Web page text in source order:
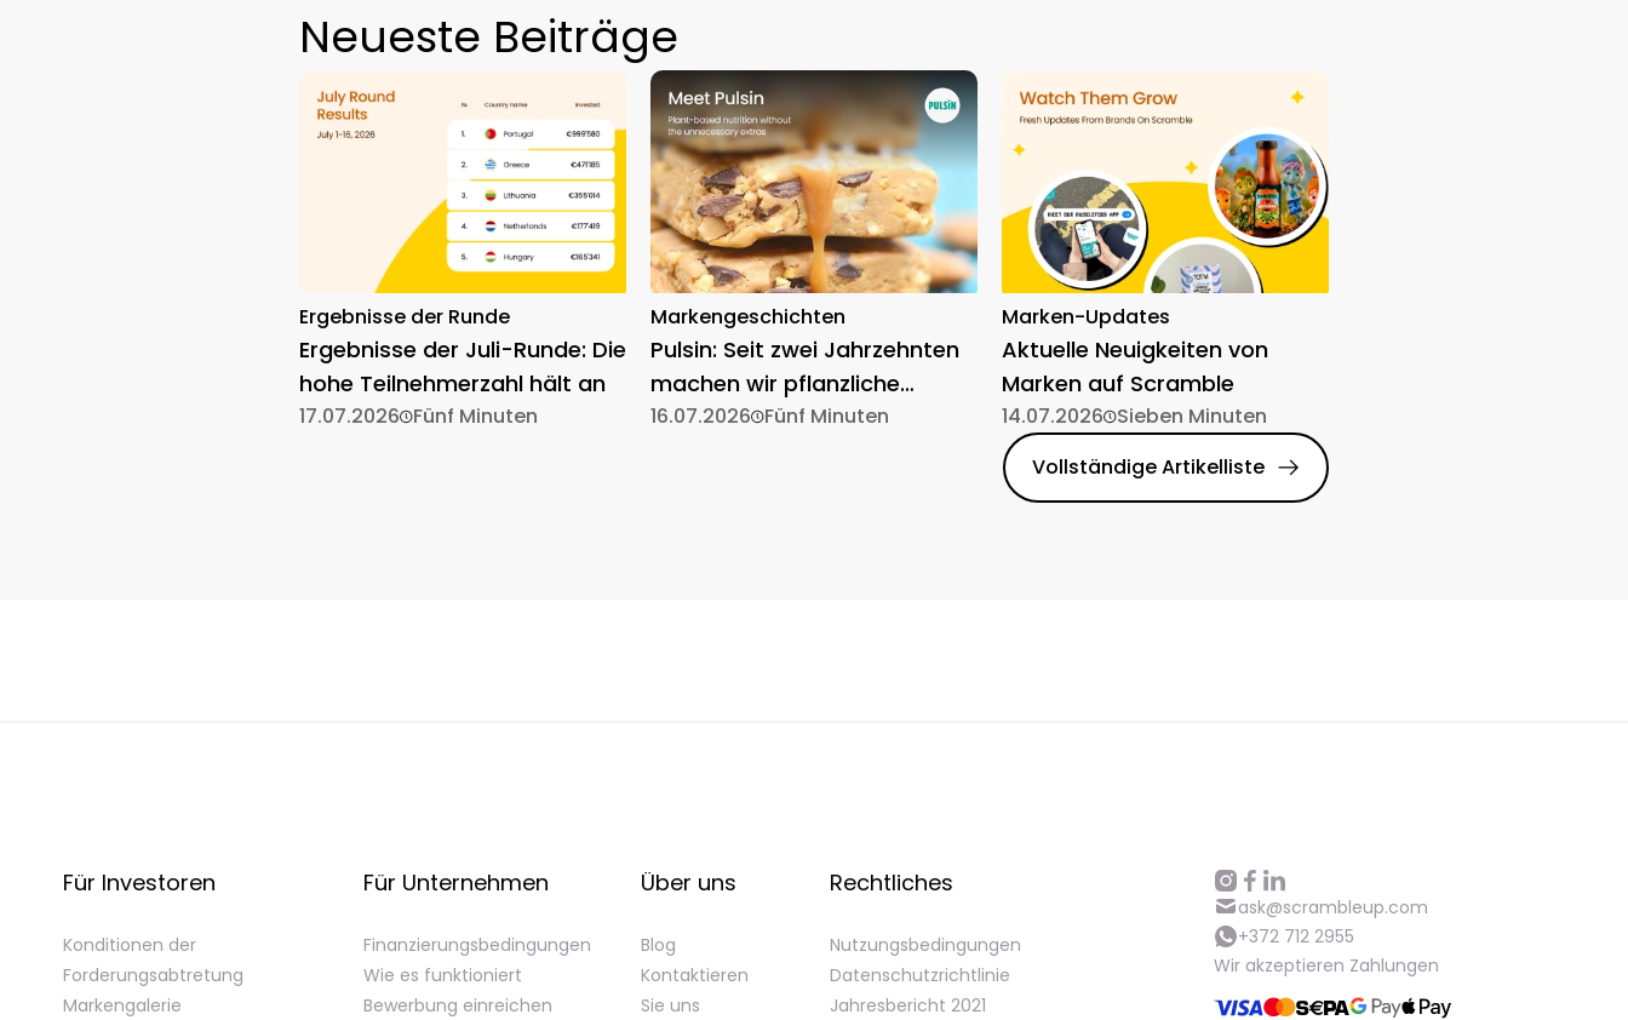
Neueste Beiträge
Ergebnisse der Runde
Ergebnisse der Juli-Runde: Die
hohe Teilnehmerzahl hält an
17.07.2026 Fünf Minuten
Markengeschichten
Pulsin: Seit zwei Jahrzehnten
machen wir pflanzliche
Ernährung einfach
16.07.2026 Fünf Minuten
Marken-Updates
Aktuelle Neuigkeiten von
Marken auf Scramble
14.07.2026 Sieben Minuten
Vollständige Artikelliste
Für Investoren
Konditionen der
Forderungsabtretung
Markengalerie
Für Unternehmen
Finanzierungsbedingungen
Wie es funktioniert
Bewerbung einreichen
Über uns
Blog
Kontaktieren
Sie uns
Rechtliches
Nutzungsbedingungen
Datenschutzrichtlinie
Jahresbericht 2021
ask@scrambleup.com
+372 712 2955
Wir akzeptieren Zahlungen